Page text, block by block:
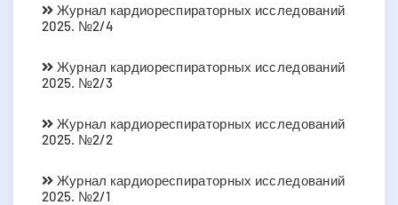
Журнал кардиореспираторных исследований
2025. №2/4
Журнал кардиореспираторных исследований
2025. №2/3
Журнал кардиореспираторных исследований
2025. №2/2
Журнал кардиореспираторных исследований
2025. №2/1